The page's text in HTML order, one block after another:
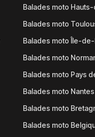
Balades moto
Balades moto
Balades moto Île-
Balades moto
Balades moto Pays
Balades moto Nantes
Balades moto
Balades moto